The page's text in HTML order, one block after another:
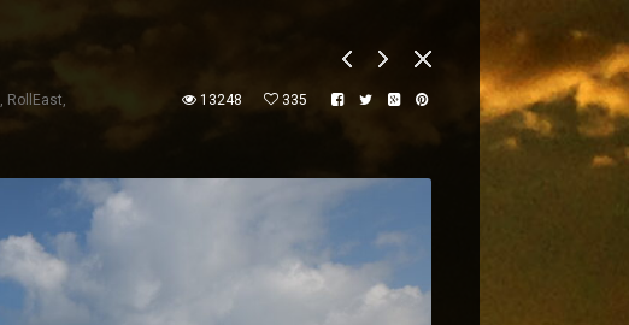
, RollEast,
13248 335